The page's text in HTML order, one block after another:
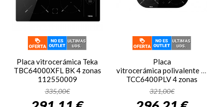
Placa vitrocerámica Teka
TBC64000XFL BK 4 zonas
112550009
335,00€
Placa
vitrocerámica polivalente Teka
TCC6400PLV 4 zonas
112550018
321,00€